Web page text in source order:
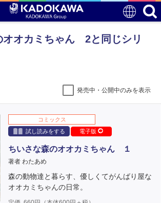
オオカミちゃん 2と同じシリ
発売中・公開中のみを表示
コミックス
試し読みをする
電子版
ちいさな森のオオカミちゃん １
著者 わたあめ
森の動物達と暮らす、優しくてがんばり屋な
オオカミちゃんの日常。